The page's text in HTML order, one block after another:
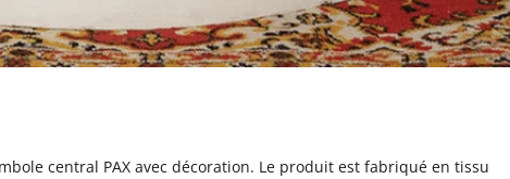
central PAX avec décoration. Le produit est fabriqué en tissu